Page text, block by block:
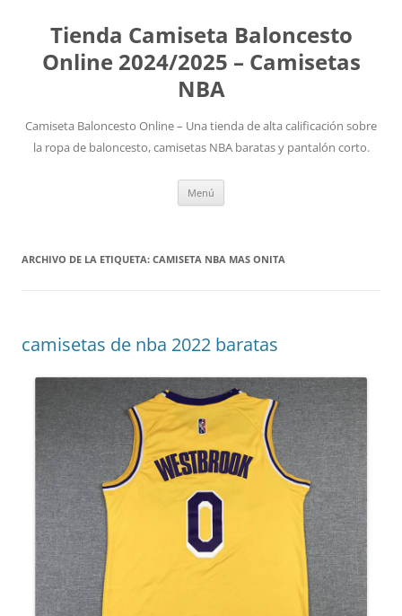
Tienda Camiseta Baloncesto
Online 2024/2025 – Camisetas
NBA
Camiseta Baloncesto Online – Una tienda de alta calificación sobre
la ropa de baloncesto, camisetas NBA baratas y pantalón corto.
Menú
ARCHIVO DE LA ETIQUETA: CAMISETA NBA MAS ONITA
camisetas de nba 2022 baratas